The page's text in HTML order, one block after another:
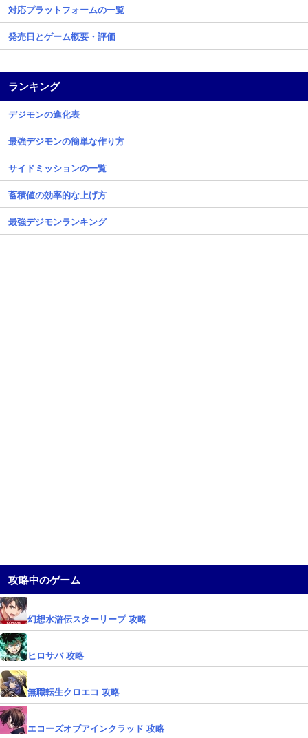
対応プラットフォームの一覧
発売日とゲーム概要・評価
ランキング
デジモンの進化表
最強デジモンの簡単な作り方
サイドミッションの一覧
蓄積値の効率的な上げ方
最強デジモンランキング
攻略中のゲーム
幻想水滸伝スターリープ 攻略
ヒロサバ 攻略
無職転生クロエコ 攻略
エコーズオブアインクラッド 攻略